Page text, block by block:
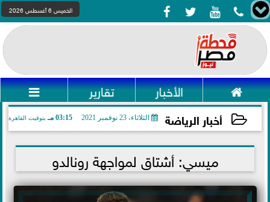
    الخميس 6 أغسطس 2026
 الأخبار تقارير 
أخبار الرياضة الثلاثاء، 23 نوفمبر 2021 03:15 مـ بتوقيت القاهرة
2021-11-23 15:15:00 ميسي: أشتاق لمواجهة رونالدو